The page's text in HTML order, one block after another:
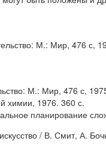
М.: Мир, 476 с,
М.: Мир, 476 с,
химии, 1976. 360 с.
планирование
/ В. Смит, А.